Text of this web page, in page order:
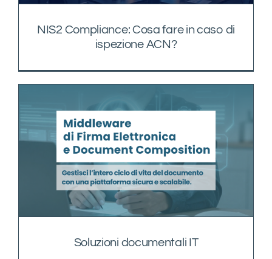
NIS2 Compliance: Cosa fare in caso di
ispezione ACN?
Soluzioni documentali IT